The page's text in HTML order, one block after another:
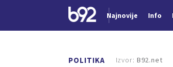
Najnovije Info
POLITIKA Izvor: B92.net